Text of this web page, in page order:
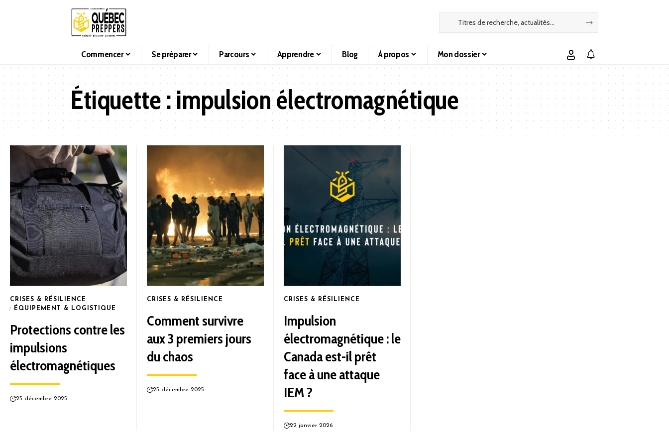
Commencer Se préparer Parcours Apprendre Blog À propos Mon dossier
Étiquette :impulsion électromagnétique
CRISES & RÉSILIENCE
ÉQUIPEMENT & LOGISTIQUE
Protections contre les
impulsions
électromagnétiques
25 décembre 2025
CRISES & RÉSILIENCE
Comment survivre
aux 3 premiers jours
du chaos
25 décembre 2025
CRISES & RÉSILIENCE
Impulsion
électromagnétique : le
Canada est-il prêt
face à une attaque
IEM ?
22 janvier 2026